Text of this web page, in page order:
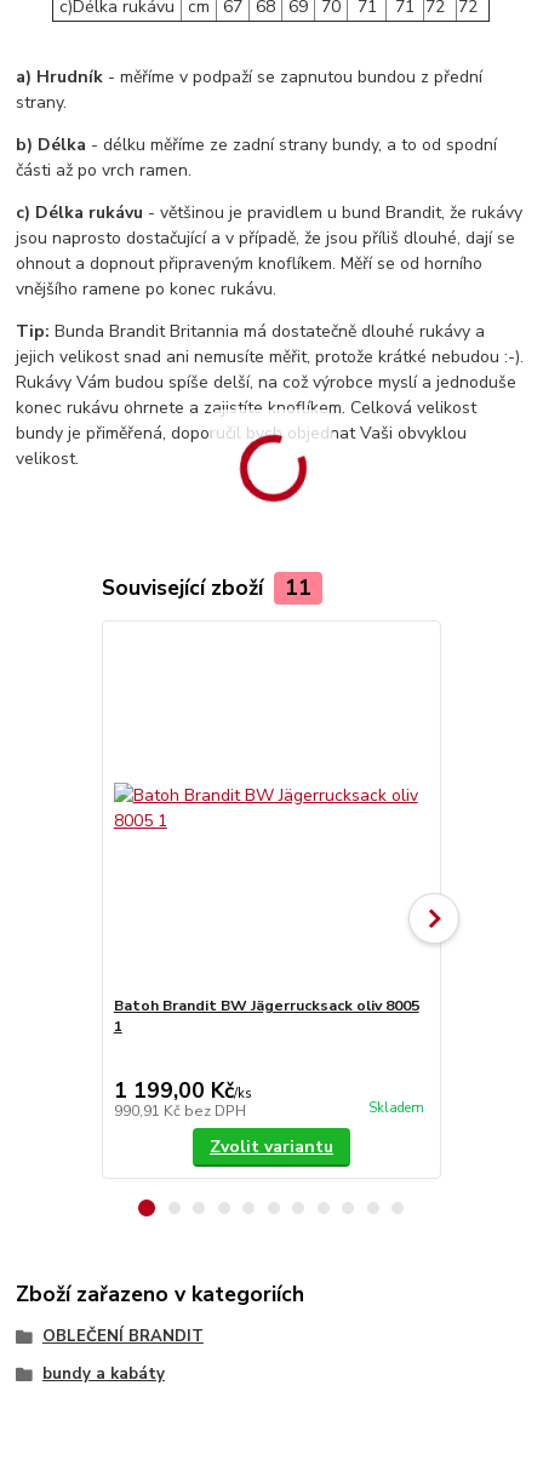
c)Délka rukávu cm 67 68 69 70 71 71 72 72
a) Hrudník - měříme v podpaží se zapnutou bundou z přední
strany.
b) Délka - délku měříme ze zadní strany bundy, a to od spodní
části až po vrch ramen.
c) Délka rukávu - většinou je pravidlem u bund Brandit, že rukávy
jsou naprosto dostačující a v případě, že jsou příliš dlouhé, dají se
ohnout a dopnout připraveným knoflíkem. Měří se od horního
vnějšího ramene po konec rukávu.
Tip: Bunda Brandit Britannia má dostatečně dlouhé rukávy a
jejich velikost snad ani nemusíte měřit, protože krátké nebudou :-).
Rukávy Vám budou spíše delší, na což výrobce myslí a jednoduše
konec rukávu ohrnete a zajistíte knoflíkem. Celková velikost
bundy je přiměřená, doporučil bych objednat Vaši obvyklou
velikost.
Související zboží 11
Batoh Brandit BW Jägerrucksack oliv 8005
1
1 199,00 Kč/ks
990,91 Kč bez DPH Skladem
Zvolit variantu
Zboží zařazeno v kategoriích
OBLEČENÍ BRANDIT
bundy a kabáty